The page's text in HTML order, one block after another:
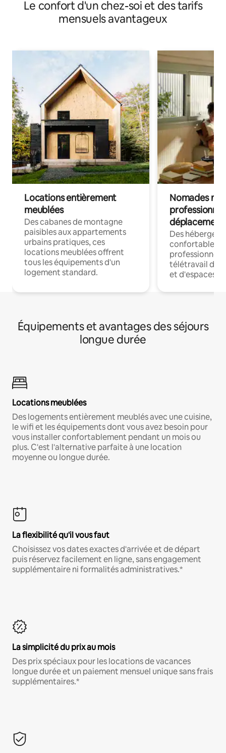
Le confort d'un chez-soi et des tarifs
mensuels avantageux
Locations entièrement
meublées
Des cabanes de montagne
paisibles aux appartements
urbains pratiques, ces
locations meublées offrent
tous les équipements d'un
logement standard.
Nomades
déplacement
Des
confortables
professionnels
télétravail
et d'espaces
Équipements et avantages des séjours
longue durée
Locations meublées
Des logements entièrement meublés avec une cuisine,
le wifi et les équipements dont vous avez besoin pour
vous installer confortablement pendant un mois ou
plus. C'est l'alternative parfaite à une location
moyenne ou longue durée.
La flexibilité qu'il vous faut
Choisissez vos dates exactes d'arrivée et de départ
puis réservez facilement en ligne, sans engagement
supplémentaire ni formalités administratives.*
La simplicité du prix au mois
Des prix spéciaux pour les locations de vacances
longue durée et un paiement mensuel unique sans frais
supplémentaires.*